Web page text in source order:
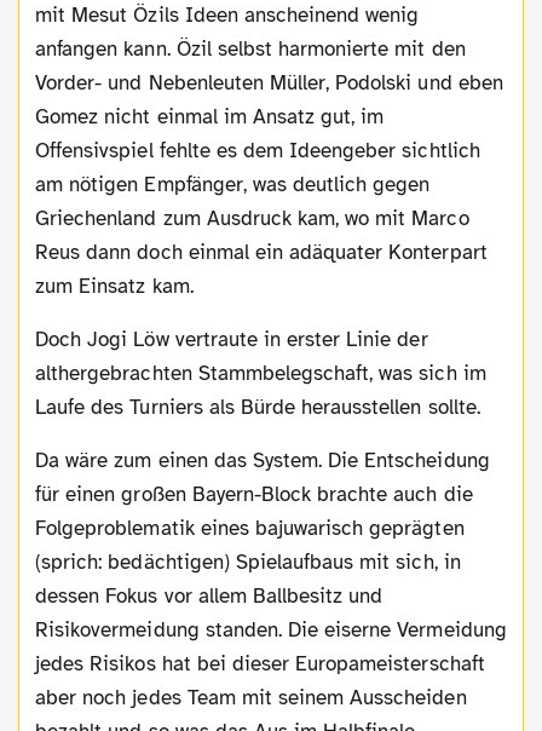
mit Mesut Özils Ideen anscheinend wenig
anfangen kann. Özil selbst harmonierte mit den
Vorder- und Nebenleuten Müller, Podolski und eben
Gomez nicht einmal im Ansatz gut, im
Offensivspiel fehlte es dem Ideengeber sichtlich
am nötigen Empfänger, was deutlich gegen
Griechenland zum Ausdruck kam, wo mit Marco
Reus dann doch einmal ein adäquater Konterpart
zum Einsatz kam.
Doch Jogi Löw vertraute in erster Linie der
althergebrachten Stammbelegschaft, was sich im
Laufe des Turniers als Bürde herausstellen sollte.
Da wäre zum einen das System. Die Entscheidung
für einen großen Bayern-Block brachte auch die
Folgeproblematik eines bajuwarisch geprägten
(sprich: bedächtigen) Spielaufbaus mit sich, in
dessen Fokus vor allem Ballbesitz und
Risikovermeidung standen. Die eiserne Vermeidung
jedes Risikos hat bei dieser Europameisterschaft
aber noch jedes Team mit seinem Ausscheiden